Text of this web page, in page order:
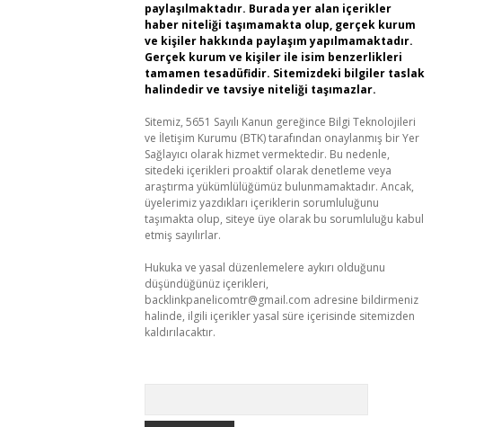
paylaşılmaktadır. Burada yer alan içerikler
haber niteliği taşımamakta olup, gerçek kurum
ve kişiler hakkında paylaşım yapılmamaktadır.
Gerçek kurum ve kişiler ile isim benzerlikleri
tamamen tesadüfidir. Sitemizdeki bilgiler taslak
halindedir ve tavsiye niteliği taşımazlar.
Sitemiz, 5651 Sayılı Kanun gereğince Bilgi Teknolojileri
ve İletişim Kurumu (BTK) tarafından onaylanmış bir Yer
Sağlayıcı olarak hizmet vermektedir. Bu nedenle,
sitedeki içerikleri proaktif olarak denetleme veya
araştırma yükümlülüğümüz bulunmamaktadır. Ancak,
üyelerimiz yazdıkları içeriklerin sorumluluğunu
taşımakta olup, siteye üye olarak bu sorumluluğu kabul
etmiş sayılırlar.
Hukuka ve yasal düzenlemelere aykırı olduğunu
düşündüğünüz içerikleri,
backlinkpanelicomtr@gmail.com adresine bildirmeniz
halinde, ilgili içerikler yasal süre içerisinde sitemizden
kaldırılacaktır.